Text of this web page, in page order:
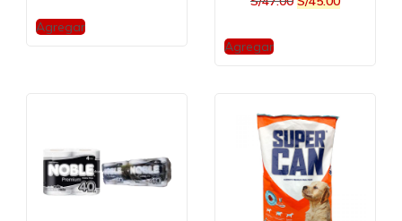
Agregar
Agregar